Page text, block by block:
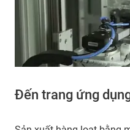
Đến trang ứng